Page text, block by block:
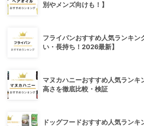
別やメンズ向けも！】
フライパンおすすめ人気ランキン
い・長持ち！2026最新】
マヌカハニーおすすめ人気ランキ
高さを徹底比較・検証
ドッグフードおすすめ人気ラン